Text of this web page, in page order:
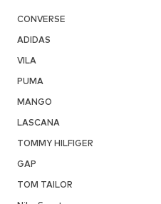
CONVERSE
ADIDAS
VILA
PUMA
MANGO
LASCANA
TOMMY HILFIGER
GAP
TOM TAILOR